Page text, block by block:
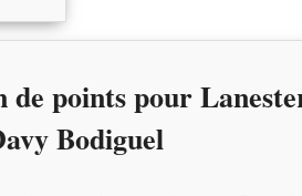
points pour
Bodiguel